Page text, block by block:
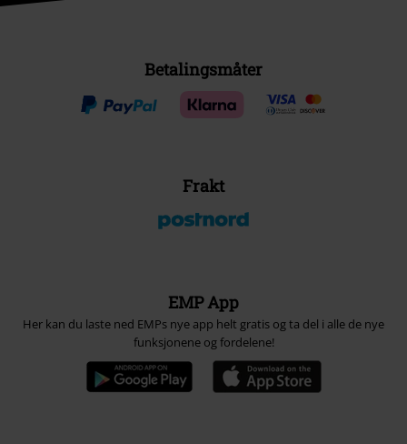
Betalingsmåter
Frakt
EMP App
Her kan du laste ned EMPs nye app helt gratis og ta del i alle de nye
funksjonene og fordelene!